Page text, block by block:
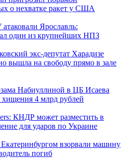
о нехватке ракет у США
Ярославль:
один из крупнейших НПЗ
экс-депутат Харадизе
вышла на свободу прямо в зале
Набиуллиной в ЦБ Исаева
хищения 4 млрд рублей
КНДР может разместить в
для ударов по Украине
взорвали машину
погиб